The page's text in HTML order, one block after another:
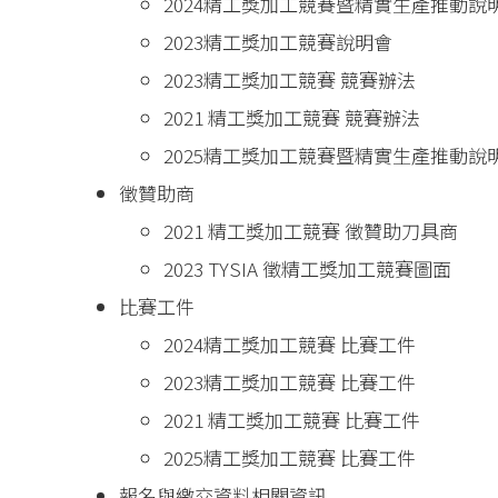
2023精工獎加工競賽說明會
2023精工獎加工競賽 競賽辦法
2021 精工獎加工競賽 競賽辦法
2025精工獎加工競賽暨精實生產推動說
徵贊助商
2021 精工獎加工競賽 徵贊助刀具商
2023 TYSIA 徵精工獎加工競賽圖面
比賽工件
2024精工獎加工競賽 比賽工件
2023精工獎加工競賽 比賽工件
2021 精工獎加工競賽 比賽工件
2025精工獎加工競賽 比賽工件